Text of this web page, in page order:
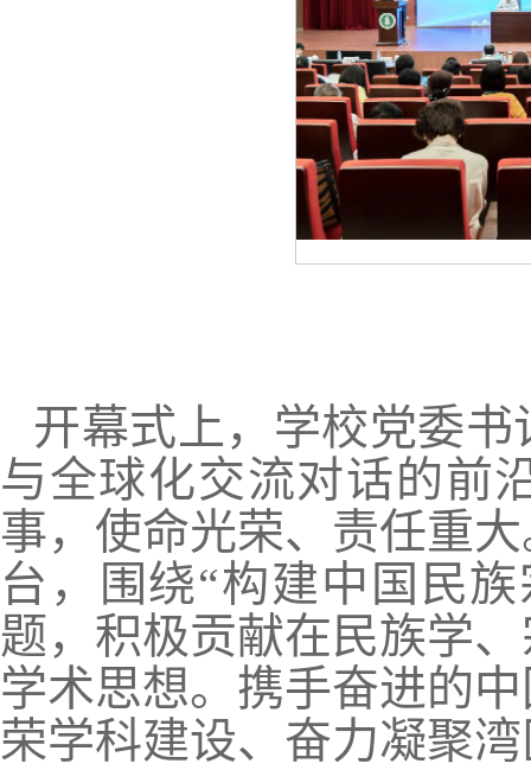
开幕式上，学校党委
与全球化交流对话的前
事，使命光荣、责任重
台，围绕“构建中国民
题，积极贡献在民族学
学术思想。携手奋进的
荣学科建设、奋力凝聚